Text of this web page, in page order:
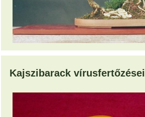
Kajszibarack vírusfertőzései